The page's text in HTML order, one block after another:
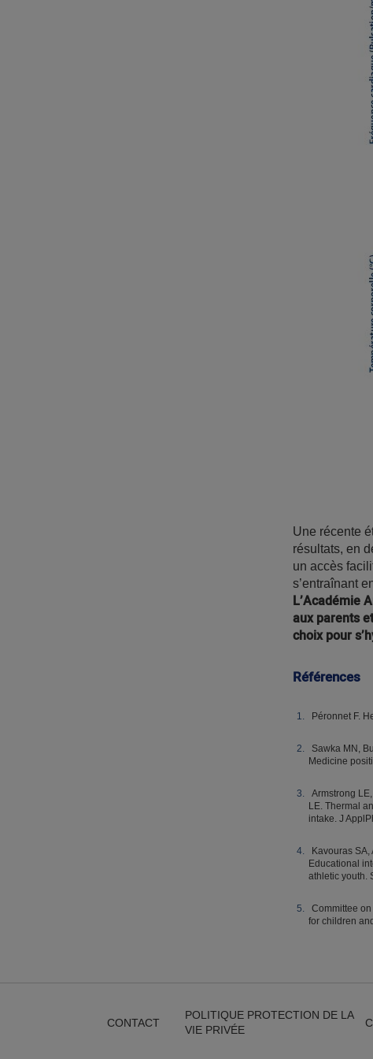
Une récente
résultats, en
un accès
s’entraînant
L’Académie
aux parents
choix pour
Références
Péronnet F.
Sawka MN,
Medicine
Armstrong
LE. Thermal
intake. J
Kavouras
Educational
athletic youth.
Committee
for children
CONTACT
POLITIQUE PROTECTION DE LA
VIE PRIVÉE